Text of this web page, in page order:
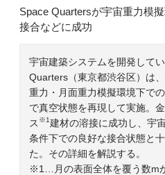
Space Quartersが宇宙重力模
接合などに成功
宇宙建築システムを開発して
Quarters（東京都渋谷区）は
重力・月面重力模擬環境下で
で真空状態を再現して実施。
ス ※1建材の溶接に成功し、宇
条件下での良好な接合状態と
た。その詳細を解説する。
※1…月の表面全体を覆う数m